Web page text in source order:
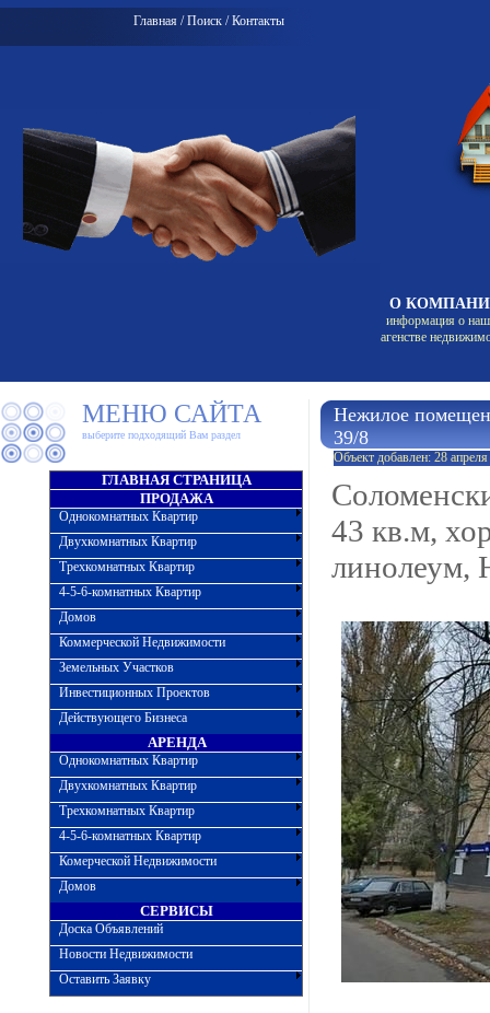
Главная /Поиск /Контакты
О
информация о
агенстве
МЕНЮ САЙТА
выберите подходящий Вам раздел
ГЛАВНАЯ СТРАНИЦА
ПРОДАЖА
Однокомнатных Квартир
Двухкомнатных Квартир
Трехкомнатных Квартир
4-5-6-комнатных Квартир
Домов
Коммерческой Недвижимости
Земельных Участков
Инвестиционных Проектов
Действующего Бизнеса
АРЕНДА
Однокомнатных Квартир
Двухкомнатных Квартир
Трехкомнатных Квартир
4-5-6-комнатных Квартир
Комерческой Недвижимости
Домов
СЕРВИСЫ
Доска Объявлений
Новости Недвижимости
Оставить Заявку
Нежилое
39/8
Объект добавлен: 28
43 кв.м,
линолеум,